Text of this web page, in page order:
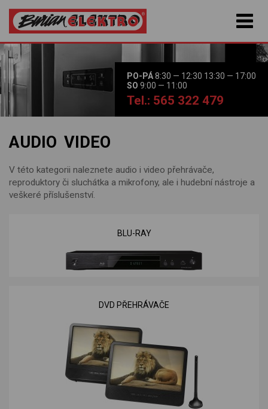
PO-PÁ8:30 — 12:30 13:30 — 17:00
SO 9:00 — 11:00
Tel.: 565 322 479
AUDIO VIDEO
V této kategorii naleznete audio i video přehrávače,
reproduktory či sluchátka a mikrofony, ale i hudební nástroje a
veškeré příslušenství.
BLU-RAY
DVD PŘEHRÁVAČE